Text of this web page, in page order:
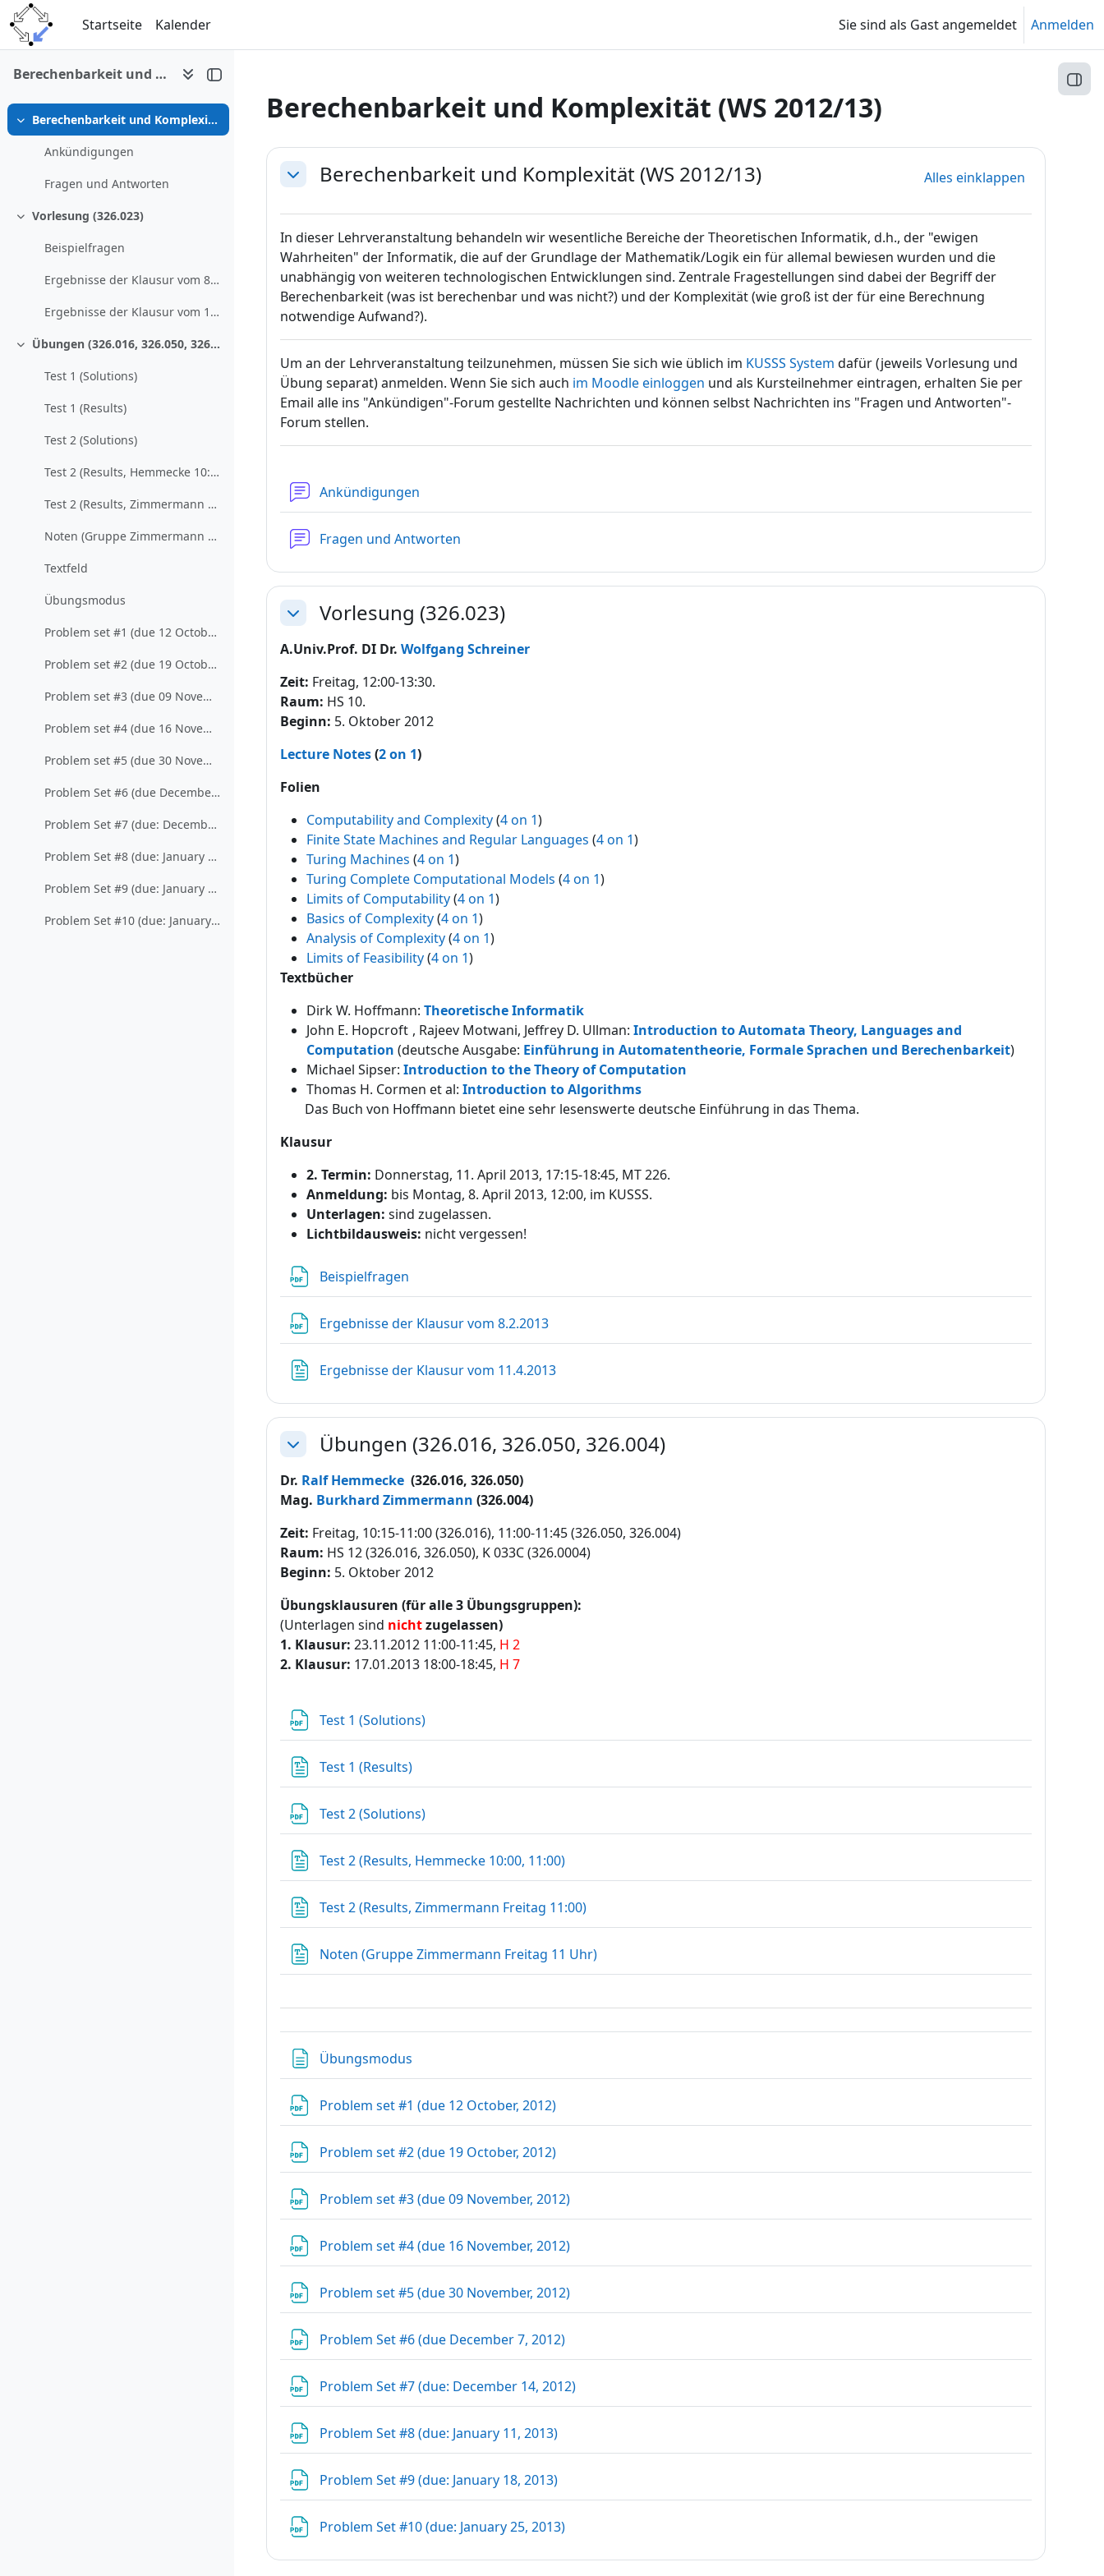
Zum Hauptinhalt
Startseite
Kalender Sie sind als Gast angemeldet Anmelden
Berechenbarkeit und Komplexität (WS 2012/13)
Einklappen Berechenbarkeit und Komplexität (WS 2012/13)
Ankündigungen
Fragen und Antworten
Einklappen
Vorlesung (326.023)
Beispielfragen
Ergebnisse der Klausur vom 8.2.2013
Ergebnisse der Klausur vom 11.4.2013
Einklappen Übungen (326.016, 326.050, 326.004)
Test 1 (Solutions)
Test 1 (Results)
Test 2 (Solutions)
Test 2 (Results, Hemmecke 10:00, 11:00)
Test 2 (Results, Zimmermann Freitag 11:00)
Noten (Gruppe Zimmermann Freitag 11 Uhr)
Textfeld
Übungsmodus
Problem set #1 (due 12 October, 2012)
Problem set #2 (due 19 October, 2012)
Problem set #3 (due 09 November, 2012)
Problem set #4 (due 16 November, 2012)
Problem set #5 (due 30 November, 2012)
Problem Set #6 (due December 7, 2012)
Problem Set #7 (due: December 14, 2012)
Problem Set #8 (due: January 11, 2013)
Problem Set #9 (due: January 18, 2013)
Problem Set #10 (due: January 25, 2013)
Berechenbarkeit und Komplexität (WS 2012/13)
Abschnittsübersicht
EinklappenBerechenbarkeit und Komplexität (WS 2012/13) Alles einklappen
In dieser Lehrveranstaltung behandeln wir wesentliche Bereiche der Theoretischen Informatik, d.h., der "ewigen
Wahrheiten" der Informatik, die auf der Grundlage der Mathematik/Logik ein für allemal bewiesen wurden und die
unabhängig von weiteren technologischen Entwicklungen sind. Zentrale Fragestellungen sind dabei der Begriff der
Berechenbarkeit (was ist berechenbar und was nicht?) und der Komplexität (wie groß ist der für eine Berechnung
notwendige Aufwand?).
Um an der Lehrveranstaltung teilzunehmen, müssen Sie sich wie üblich im KUSSS System dafür (jeweils Vorlesung und
Übung separat) anmelden. Wenn Sie sich auch im Moodle einloggen und als Kursteilnehmer eintragen, erhalten Sie per
Email alle ins "Ankündigen"-Forum gestellte Nachrichten und können selbst Nachrichten ins "Fragen und Antworten"-
Forum stellen.
Ankündigungen
Fragen und Antworten
EinklappenVorlesung (326.023)
A.Univ.Prof. DI Dr. Wolfgang Schreiner
Zeit: Freitag, 12:00-13:30.
Raum: HS 10.
Beginn: 5. Oktober 2012
Lecture Notes(2 on 1)
Folien
Computability and Complexity(4 on 1)
Finite State Machines and Regular Languages (4 on 1)
Turing Machines (4 on 1)
Turing Complete Computational Models (4 on 1)
Limits of Computability(4 on 1)
Basics of Complexity(4 on 1)
Analysis of Complexity(4 on 1)
Limits of Feasibility(4 on 1)
Textbücher
Dirk W. Hoffmann: Theoretische Informatik
John E. Hopcroft , Rajeev Motwani, Jeffrey D. Ullman: Introduction to Automata Theory, Languages and
Computation (deutsche Ausgabe: Einführung in Automatentheorie, Formale Sprachen und Berechenbarkeit)
Michael Sipser: Introduction to the Theory of Computation
Thomas H. Cormen et al: Introduction to Algorithms
Das Buch von Hoffmann bietet eine sehr lesenswerte deutsche Einführung in das Thema.
Klausur
2. Termin: Donnerstag, 11. April 2013, 17:15-18:45, MT 226.
Anmeldung: bis Montag, 8. April 2013, 12:00, im KUSSS.
Unterlagen: sind zugelassen.
Lichtbildausweis: nicht vergessen!
Beispielfragen
Ergebnisse der Klausur vom 8.2.2013
Ergebnisse der Klausur vom 11.4.2013
EinklappenÜbungen (326.016, 326.050, 326.004)
Dr. Ralf Hemmecke (326.016, 326.050)
Mag. Burkhard Zimmermann (326.004)
Zeit: Freitag, 10:15-11:00 (326.016), 11:00-11:45 (326.050, 326.004)
Raum: HS 12 (326.016, 326.050), K 033C (326.0004)
Beginn: 5. Oktober 2012
Übungsklausuren (für alle 3 Übungsgruppen):
(Unterlagen sind nichtzugelassen)
1. Klausur: 23.11.2012 11:00-11:45, H 2
2. Klausur: 17.01.2013 18:00-18:45, H 7
Test 1 (Solutions)
Test 1 (Results)
Test 2 (Solutions)
Test 2 (Results, Hemmecke 10:00, 11:00)
Test 2 (Results, Zimmermann Freitag 11:00)
Noten (Gruppe Zimmermann Freitag 11 Uhr)
Übungsmodus
Problem set #1 (due 12 October, 2012)
Problem set #2 (due 19 October, 2012)
Problem set #3 (due 09 November, 2012)
Problem set #4 (due 16 November, 2012)
Problem set #5 (due 30 November, 2012)
Problem Set #6 (due December 7, 2012)
Problem Set #7 (due: December 14, 2012)
Problem Set #8 (due: January 11, 2013)
Problem Set #9 (due: January 18, 2013)
Problem Set #10 (due: January 25, 2013)